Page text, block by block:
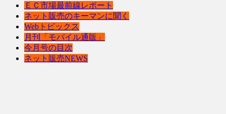
ＥＣ市場最前線レポート
ネット販売のキーマンに聞く
Webトピックス
月刊「モバイル通販」
今月号の目次
ネット販売NEWS